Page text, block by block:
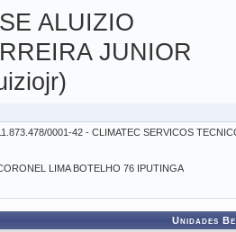
ALUIZIO
JUNIOR
0001-42 - CLIMATEC SERVICOS
LIMA BOTELHO 76 IPUTINGA
Unidades